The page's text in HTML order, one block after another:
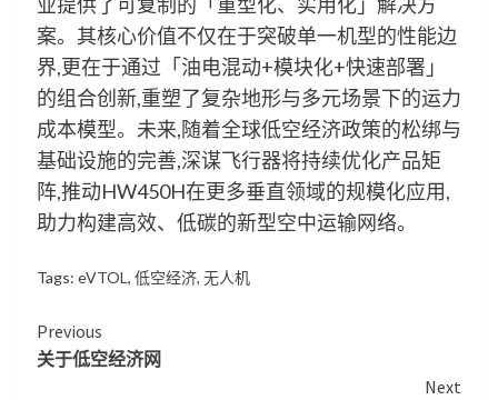
案。其核心价值不仅在于突破单一机型的性能边
界,更在于通过「油电混动+模块化+快速部署」
的组合创新,重塑了复杂地形与多元场景下的运力
成本模型。未来,随着全球低空经济政策的松绑与
基础设施的完善,深谋飞行器将持续优化产品矩
阵,推动HW450H在更多垂直领域的规模化应用,
助力构建高效、低碳的新型空中运输网络。
Tags: eVTOL , 低空经济, 无人机
Continue
Reading
Previous
关于低空经济网
Next